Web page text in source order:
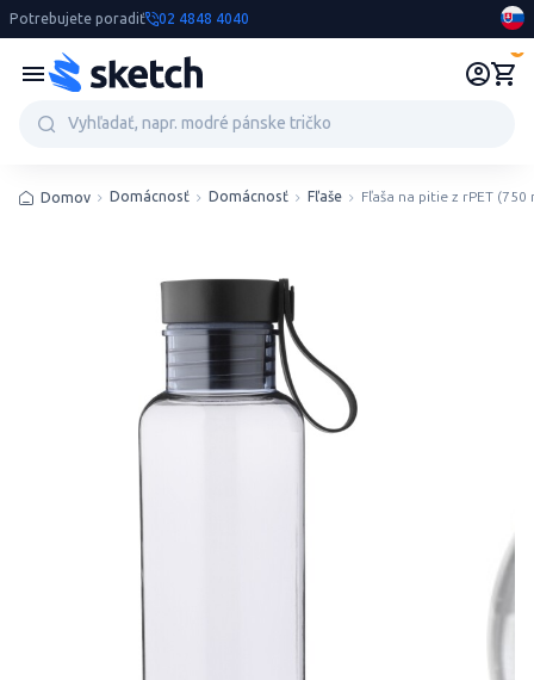
Potrebujete poradiť 02 4848 4040
Domov Domácnosť Domácnosť Fľaše Fľaša na pitie z rPET (750